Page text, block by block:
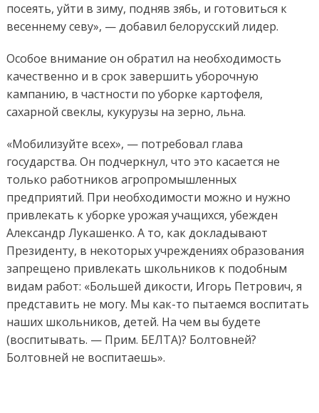
посеять, уйти в зиму, подняв зябь, и готовиться к
весеннему севу», — добавил белорусский лидер.
Особое внимание он обратил на необходимость
качественно и в срок завершить уборочную
кампанию, в частности по уборке картофеля,
сахарной свеклы, кукурузы на зерно, льна.
«Мобилизуйте всех», — потребовал глава
государства. Он подчеркнул, что это касается не
только работников агропромышленных
предприятий. При необходимости можно и нужно
привлекать к уборке урожая учащихся, убежден
Александр Лукашенко. А то, как докладывают
Президенту, в некоторых учреждениях образования
запрещено привлекать школьников к подобным
видам работ: «Большей дикости, Игорь Петрович, я
представить не могу. Мы как-то пытаемся воспитать
наших школьников, детей. На чем вы будете
(воспитывать. — Прим. БЕЛТА)? Болтовней?
Болтовней не воспитаешь».